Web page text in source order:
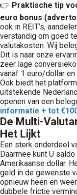
👉 Praktische tip
euro bonus
ook in REIT’s,
verstandig om goed
valutakosten. Wij
Dit is naar onze
zeer lage
vanaf 1 euro/dollar
Ook biedt het
uitstekende
openen van een
informatie + tot
De Multi-
Het Lijkt
Een sterk onderdeel
Daarmee kunt U
Amerikaanse dollar.
geld in de gewenste
opnieuw heen en
dubbele frictie